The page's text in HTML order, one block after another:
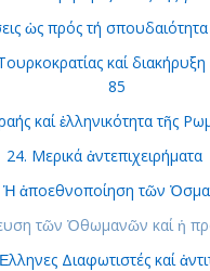
ὡς πρός τή
καί
85
καί ἑλληνικότητα τῆς
24. Μερικά
Ἡ ἀποεθνοποίηση τῶν
τῶν Ὀθωμανῶν καί ἡ
Διαφωτιστές καί